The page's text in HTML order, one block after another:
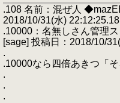
.108 名前：混ぜ人
2018/10/31(水)
.10000：名無しさん管理
[sage] 投稿日：2018/10/
.
.10000なら四倍あきつ「
.
.
.